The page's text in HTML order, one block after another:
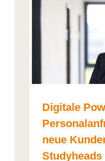
Digitale
neue
Studyheads